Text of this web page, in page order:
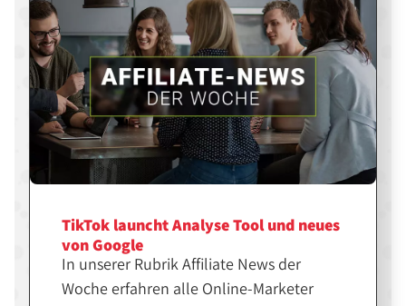
TikTok launcht Analyse Tool und neues
von Google
In unserer Rubrik Affiliate News der
Woche erfahren alle Online-Marketer